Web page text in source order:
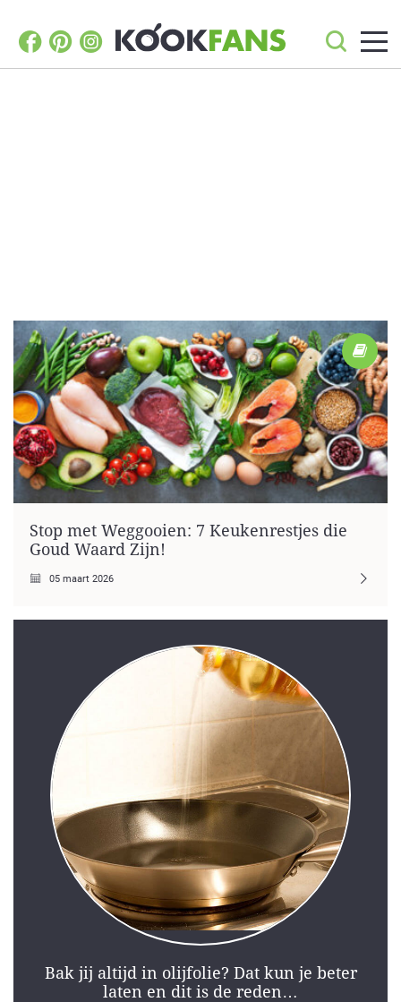
Stop met Weggooien: 7 Keukenrestjes die
Goud Waard Zijn!
05 maart 2026
Bak jij altijd in olijfolie? Dat kun je beter
laten en dit is de reden…